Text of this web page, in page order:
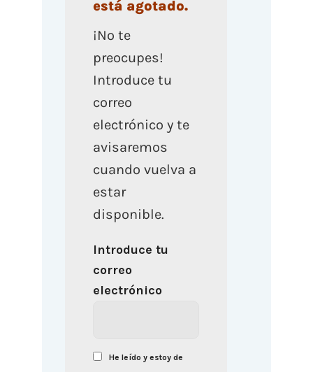
está agotado.
¡No te
preocupes!
Introduce tu
correo
electrónico y te
avisaremos
cuando vuelva a
estar
disponible.
Introduce tu
correo
electrónico
He leído y estoy de